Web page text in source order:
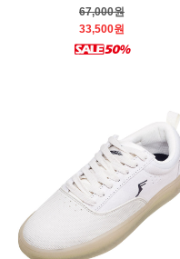
67,000원
33,500원